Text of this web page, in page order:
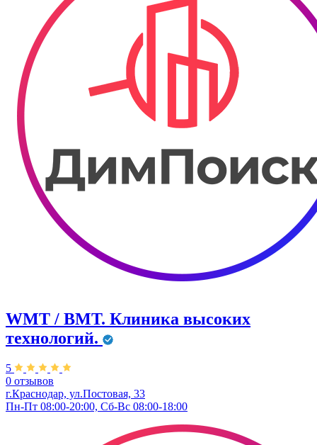
WMT / ВМТ. Клиника высоких
технологий.
5
0 отзывов
г.Краснодар, ул.​Постовая, 33
Пн-Пт 08:00-20:00, Сб-Вс 08:00-18:00